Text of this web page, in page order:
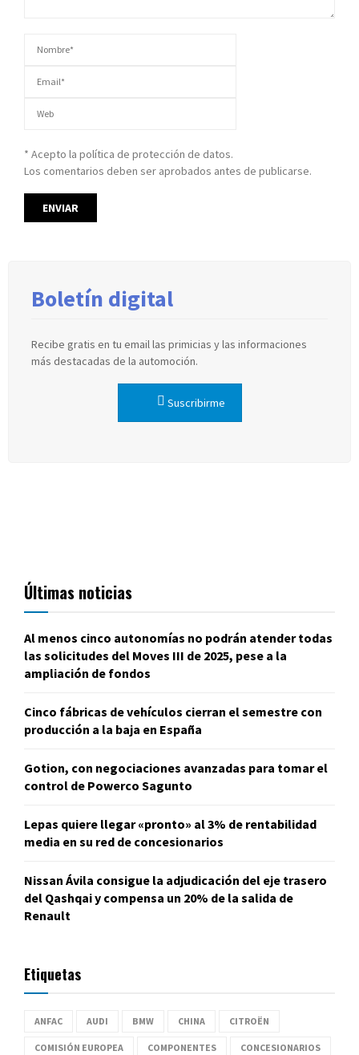
* Acepto la política de protección de datos.
Los comentarios deben ser aprobados antes de publicarse.
Boletín digital
Recibe gratis en tu email las primicias y las informaciones
más destacadas de la automoción.
Suscribirme
Últimas noticias
Al menos cinco autonomías no podrán atender todas
las solicitudes del Moves III de 2025, pese a la
ampliación de fondos
Cinco fábricas de vehículos cierran el semestre con
producción a la baja en España
Gotion, con negociaciones avanzadas para tomar el
control de Powerco Sagunto
Lepas quiere llegar «pronto» al 3% de rentabilidad
media en su red de concesionarios
Nissan Ávila consigue la adjudicación del eje trasero
del Qashqai y compensa un 20% de la salida de
Renault
Etiquetas
ANFAC AUDI BMW CHINA CITROËN
COMISIÓN EUROPEA COMPONENTES CONCESIONARIOS